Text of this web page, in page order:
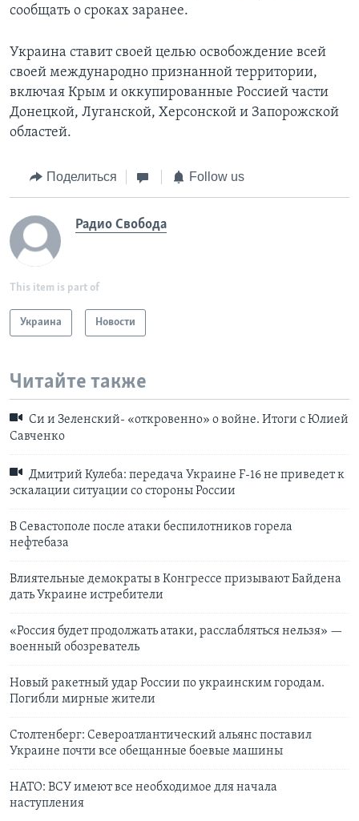
сообщать о сроках заранее.
Украина ставит своей целью освобождение всей
своей международно признанной территории,
включая Крым и оккупированные Россией части
Донецкой, Луганской, Херсонской и Запорожской
областей.
Поделиться Follow us
Радио Свобода
This item is part of
Украина Новости
Читайте также
Си и Зеленский- «откровенно» о войне. Итоги с Юлией
Савченко
Дмитрий Кулеба: передача Украине F-16 не приведет к
эскалации ситуации со стороны России
В Севастополе после атаки беспилотников горела
нефтебаза
Влиятельные демократы в Конгрессе призывают Байдена
дать Украине истребители
«Россия будет продолжать атаки, расслабляться нельзя» —
военный обозреватель
Новый ракетный удар России по украинским городам.
Погибли мирные жители
Столтенберг: Североатлантический альянс поставил
Украине почти все обещанные боевые машины
НАТО: ВСУ имеют все необходимое для начала
наступления